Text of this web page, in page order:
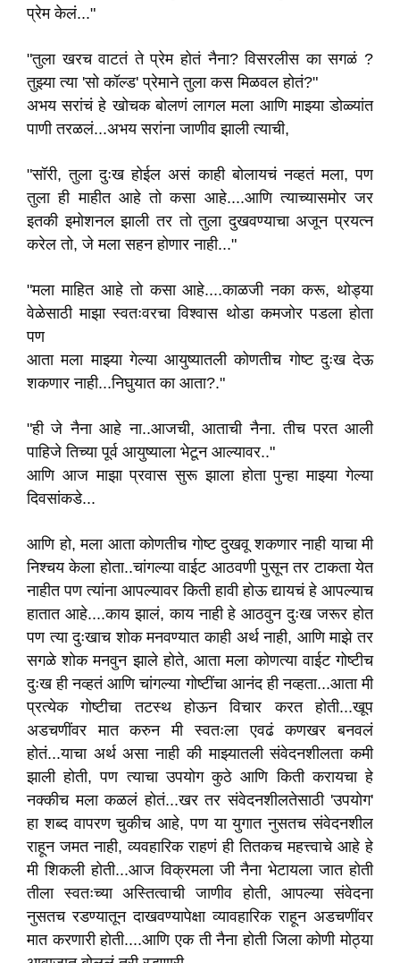
प्रेम केलं..."
"तुला खरच वाटतं ते प्रेम होतं नैना? विसरलीस का सगळं ?
तुझ्या त्या 'सो कॉल्ड' प्रेमाने तुला कस मिळवल होतं?"
अभय सरांचं हे खोचक बोलणं लागल मला आणि माझ्या डोळ्यांत
पाणी तरळलं...अभय सरांना जाणीव झाली त्याची,
"सॉरी, तुला दुःख होईल असं काही बोलायचं नव्हतं मला, पण
तुला ही माहीत आहे तो कसा आहे....आणि त्याच्यासमोर जर
इतकी इमोशनल झाली तर तो तुला दुखवण्याचा अजून प्रयत्न
करेल तो, जे मला सहन होणार नाही..."
"मला माहित आहे तो कसा आहे....काळजी नका करू, थोड्या
वेळेसाठी माझा स्वतःवरचा विश्वास थोडा कमजोर पडला होता
पण
आता मला माझ्या गेल्या आयुष्यातली कोणतीच गोष्ट दुःख देऊ
शकणार नाही...निघुयात का आता?."
"ही जे नैना आहे ना..आजची, आताची नैना. तीच परत आली
पाहिजे तिच्या पूर्व आयुष्याला भेटून आल्यावर.."
आणि आज माझा प्रवास सुरू झाला होता पुन्हा माझ्या गेल्या
दिवसांकडे...
आणि हो, मला आता कोणतीच गोष्ट दुखवू शकणार नाही याचा मी
निश्चय केला होता..चांगल्या वाईट आठवणी पुसून तर टाकता येत
नाहीत पण त्यांना आपल्यावर किती हावी होऊ द्यायचं हे आपल्याच
हातात आहे....काय झालं, काय नाही हे आठवुन दुःख जरूर होत
पण त्या दुःखाच शोक मनवण्यात काही अर्थ नाही, आणि माझे तर
सगळे शोक मनवुन झाले होते, आता मला कोणत्या वाईट गोष्टीच
दुःख ही नव्हतं आणि चांगल्या गोष्टींचा आनंद ही नव्हता...आता मी
प्रत्येक गोष्टीचा तटस्थ होऊन विचार करत होती...खूप
अडचणींवर मात करुन मी स्वतःला एवढं कणखर बनवलं
होतं...याचा अर्थ असा नाही की माझ्यातली संवेदनशीलता कमी
झाली होती, पण त्याचा उपयोग कुठे आणि किती करायचा हे
नक्कीच मला कळलं होतं...खर तर संवेदनशीलतेसाठी 'उपयोग'
हा शब्द वापरण चुकीच आहे, पण या युगात नुसतच संवेदनशील
राहून जमत नाही, व्यवहारिक राहणं ही तितकच महत्त्वाचे आहे हे
मी शिकली होती...आज विक्रमला जी नैना भेटायला जात होती
तीला स्वतःच्या अस्तित्वाची जाणीव होती, आपल्या संवेदना
नुसतच रडण्यातून दाखवण्यापेक्षा व्यावहारिक राहून अडचणींवर
मात करणारी होती....आणि एक ती नैना होती जिला कोणी मोठ्या